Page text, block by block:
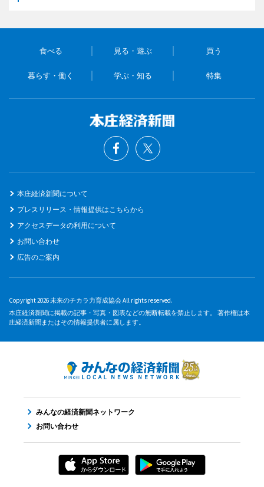
食べる 見る・遊ぶ 買う
暮らす・働く 学ぶ・知る 特集
本庄経済新聞について
プレスリリース・情報提供はこちらから
アクセスデータの利用について
お問い合わせ
広告のご案内
Copyright 2026 未来のチカラ力育成協会 All rights reserved.
本庄経済新聞に掲載の記事・写真・図表などの無断転載を禁止します。 著作権は本
庄経済新聞またはその情報提供者に属します。
みんなの経済新聞ネットワーク
お問い合わせ